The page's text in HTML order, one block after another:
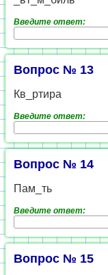
Введите ответ:
Вопрос № 13
Кв_ртира
Введите ответ:
Вопрос № 14
Пам_ть
Введите ответ:
Вопрос № 15